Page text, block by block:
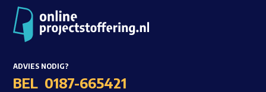
ADVIES NODIG?
BEL 0187-665421